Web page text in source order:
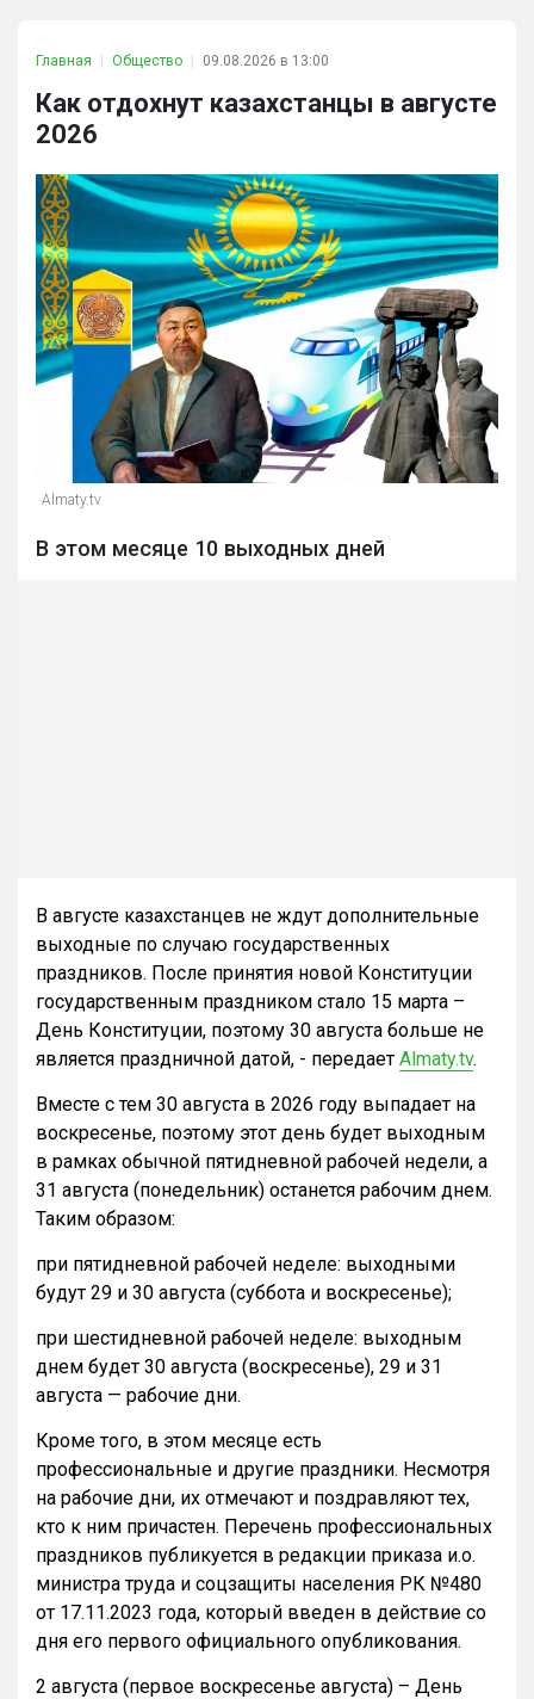
Главная Общество 09.08.2026 в 13:00
Как отдохнут казахстанцы в августе
2026
Almaty.tv
В этом месяце 10 выходных дней
В августе казахстанцев не ждут дополнительные
выходные по случаю государственных
праздников. После принятия новой Конституции
государственным праздником стало 15 марта –
День Конституции, поэтому 30 августа больше не
является праздничной датой, - передает Almaty.tv.
Вместе с тем 30 августа в 2026 году выпадает на
воскресенье, поэтому этот день будет выходным
в рамках обычной пятидневной рабочей недели, а
31 августа (понедельник) останется рабочим днем.
Таким образом:
при пятидневной рабочей неделе: выходными
будут 29 и 30 августа (суббота и воскресенье);
при шестидневной рабочей неделе: выходным
днем будет 30 августа (воскресенье), 29 и 31
августа — рабочие дни.
Кроме того, в этом месяце есть
профессиональные и другие праздники. Несмотря
на рабочие дни, их отмечают и поздравляют тех,
кто к ним причастен. Перечень профессиональных
праздников публикуется в редакции приказа и.о.
министра труда и соцзащиты населения РК №480
от 17.11.2023 года, который введен в действие со
дня его первого официального опубликования.
2 августа (первое воскресенье августа) – День